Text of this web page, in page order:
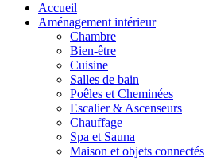
Accueil
Aménagement intérieur
Chambre
Bien-être
Cuisine
Salles de bain
Poêles et Cheminées
Escalier & Ascenseurs
Chauffage
Spa et Sauna
Maison et objets connectés